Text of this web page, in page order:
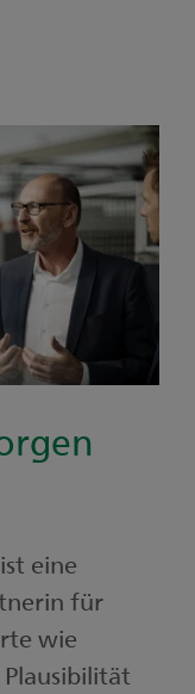
eine
für
wie